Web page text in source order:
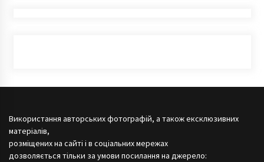
Використання авторських фотографій, а також ексклюзивних
матеріалів,
розміщених на сайті і в соціальних мережах
дозволяється тільки за умови посилання на джерело: